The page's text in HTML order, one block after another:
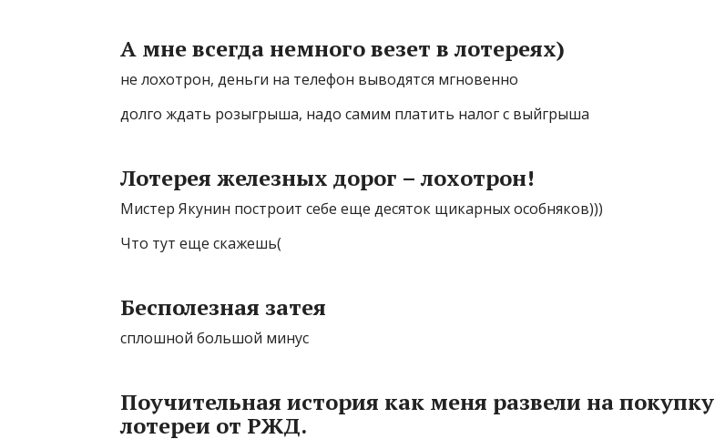
А мне всегда немного везет в лотереях)
не лохотрон, деньги на телефон выводятся мгновенно
долго ждать розыгрыша, надо самим платить налог с выйгрыша
Лотерея железных дорог – лохотрон!
Мистер Якунин построит себе еще десяток щикарных особняков)))
Что тут еще скажешь(
Бесполезная затея
сплошной большой минус
Поучительная история как меня развели на покупку
лотереи от РЖД.